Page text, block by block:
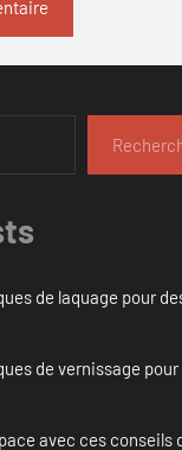
de laquage pour
de vernissage
avec ces conseils